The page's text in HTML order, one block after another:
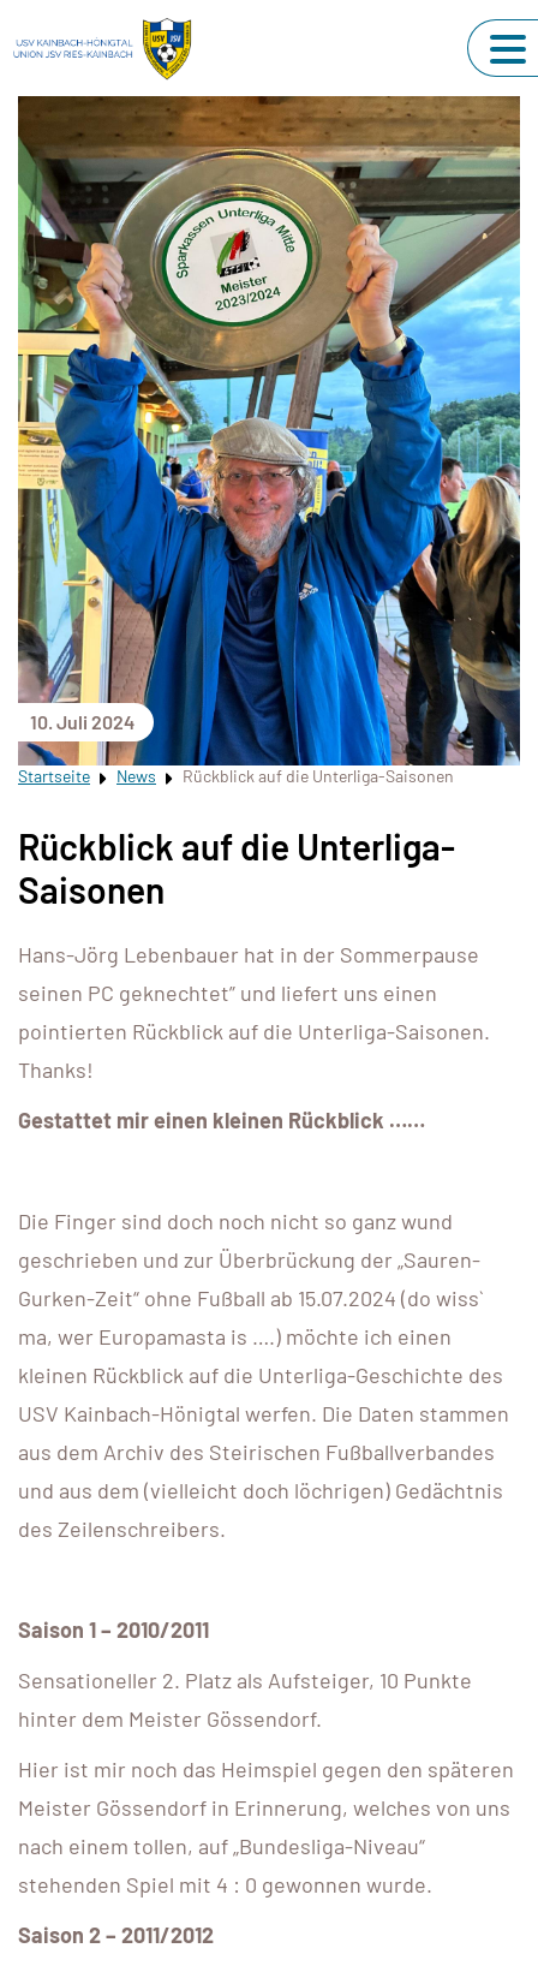
10. Juli 2024
Startseite News Rückblick auf die Unterliga-Saisonen
Rückblick auf die Unterliga-
Saisonen
Hans-Jörg Lebenbauer hat in der Sommerpause
seinen PC geknechtet” und liefert uns einen
pointierten Rückblick auf die Unterliga-Saisonen.
Thanks!
Gestattet mir einen kleinen Rückblick ……
Die Finger sind doch noch nicht so ganz wund
geschrieben und zur Überbrückung der „Sauren-
Gurken-Zeit“ ohne Fußball ab 15.07.2024 (do wiss`
ma, wer Europamasta is ….) möchte ich einen
kleinen Rückblick auf die Unterliga-Geschichte des
USV Kainbach-Hönigtal werfen. Die Daten stammen
aus dem Archiv des Steirischen Fußballverbandes
und aus dem (vielleicht doch löchrigen) Gedächtnis
des Zeilenschreibers.
Saison 1 – 2010/2011
Sensationeller 2. Platz als Aufsteiger, 10 Punkte
hinter dem Meister Gössendorf.
Hier ist mir noch das Heimspiel gegen den späteren
Meister Gössendorf in Erinnerung, welches von uns
nach einem tollen, auf „Bundesliga-Niveau“
stehenden Spiel mit 4 : 0 gewonnen wurde.
Saison 2 – 2011/2012